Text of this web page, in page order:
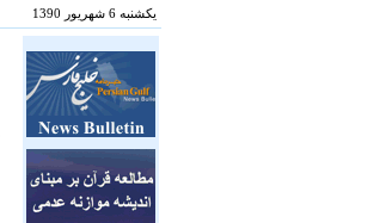
یکشنبه 6 شهریور 1390